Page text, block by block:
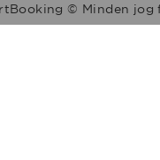
© Minden jog
+36 30 157